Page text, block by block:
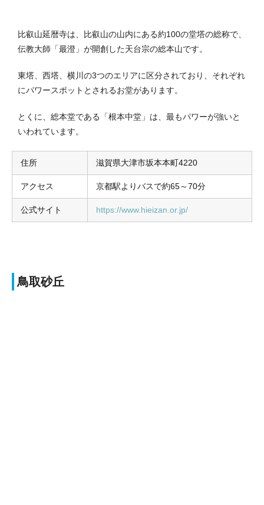
比叡山延暦寺は、比叡山の山内にある約100の堂塔の総称で、
伝教大師「最澄」が開創した天台宗の総本山です。
東塔、西塔、横川の3つのエリアに区分されており、それぞれ
にパワースポットとされるお堂があります。
とくに、総本堂である「根本中堂」は、最もパワーが強いと
いわれています。
住所 滋賀県大津市坂本本町4220
アクセス 京都駅よりバスで約65～70分
公式サイト https://www.hieizan.or.jp/
鳥取砂丘